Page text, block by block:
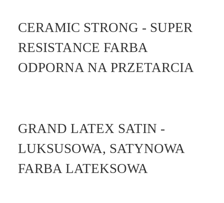
CERAMIC STRONG - SUPER
RESISTANCE FARBA
ODPORNA NA PRZETARCIA
GRAND LATEX SATIN -
LUKSUSOWA, SATYNOWA
FARBA LATEKSOWA